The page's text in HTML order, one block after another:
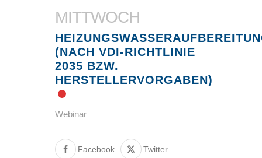
MITTWOCH
(NACH VDI-RICHTLINIE
2035 BZW.
HERSTELLERVORGABEN)
Webinar
Facebook Twitter